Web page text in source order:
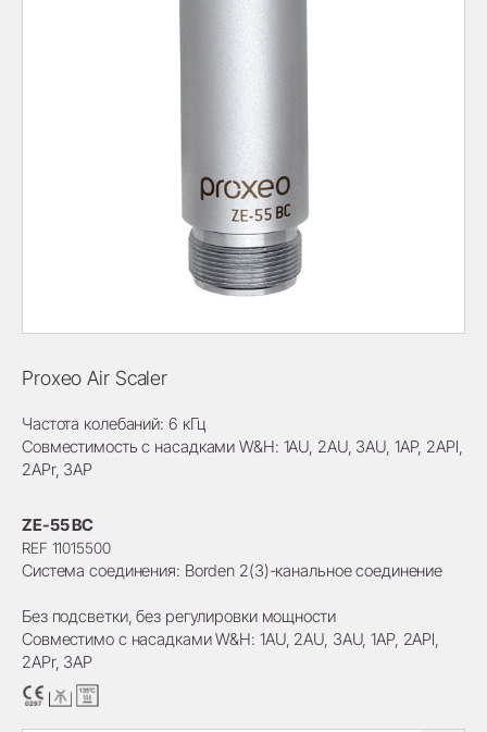
Proxeo Air Scaler
Частота колебаний: 6 кГц
Совместимость с насадками W&H: 1AU, 2AU, 3AU, 1AP, 2APl,
2APr, 3AP
ZE-55 BC
REF 11015500
Система соединения: Borden 2(3)-канальное соединение
Без подсветки, без регулировки мощности
Совместимо с насадками W&H: 1AU, 2AU, 3AU, 1AP, 2APl,
2APr, 3AP